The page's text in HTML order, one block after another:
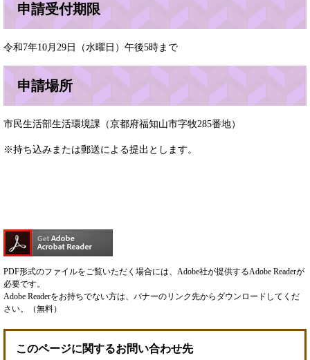
申請受付期限
令和7年10月29日（水曜日）午後5時まで
申請場所
市民生活部生活環境課（京都府福知山市字牧285番地）
※持ち込みまたは郵送による提出とします。
PDF形式のファイルをご覧いただく場合には、Adobe社が提供するAdobe Readerが
必要です。
Adobe Readerをお持ちでない方は、バナーのリンク先からダウンロードしてくだ
さい。（無料）
このページに関するお問い合わせ先